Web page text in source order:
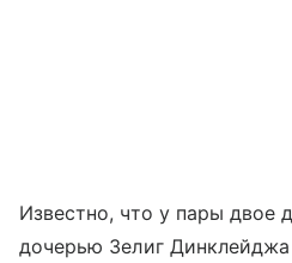
Известно, что у пары двое
дочерью Зелиг